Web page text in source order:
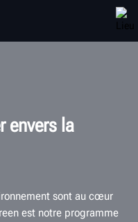
envers la
sont au cœur
est notre programme